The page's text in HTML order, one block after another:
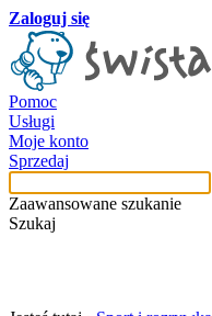
Zaloguj się
Pomoc
Usługi
Moje konto
Sprzedaj
Zaawansowane szukanie
Szukaj